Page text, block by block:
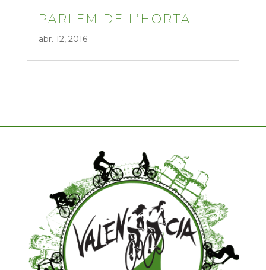
PARLEM DE L’HORTA
abr. 12, 2016